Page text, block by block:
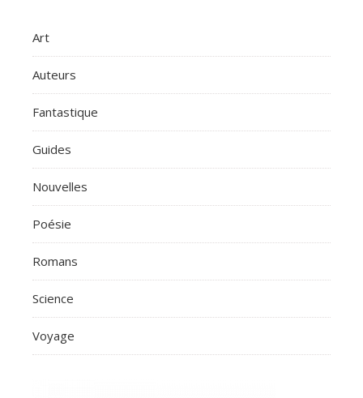
Art
Auteurs
Fantastique
Guides
Nouvelles
Poésie
Romans
Science
Voyage